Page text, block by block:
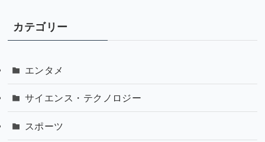
カテゴリー
エンタメ
サイエンス・テクノロジー
スポーツ